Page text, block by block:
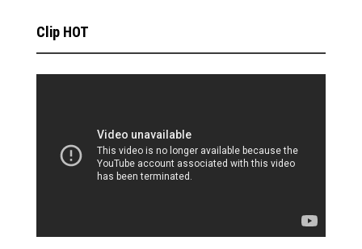
Clip HOT